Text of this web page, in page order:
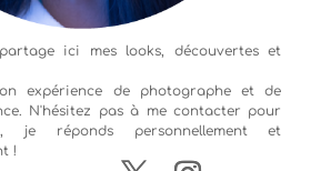
ici mes looks, découvertes et
expérience de photographeet de
N'hésitez pas à me contacter pour
je réponds personnellement et
!